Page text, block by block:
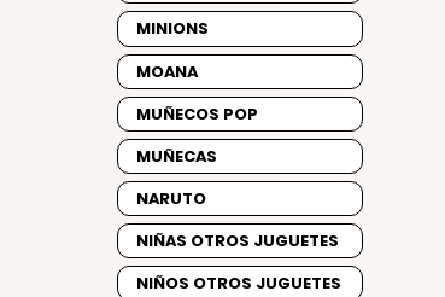
MINIONS
MOANA
MUÑECOS POP
MUÑECAS
NARUTO
NIÑAS OTROS JUGUETES
NIÑOS OTROS JUGUETES